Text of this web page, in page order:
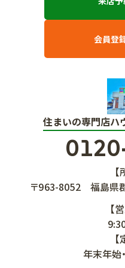
会員登
住まいの専門店ハ
〒963-8052
福島県
【
年末年始